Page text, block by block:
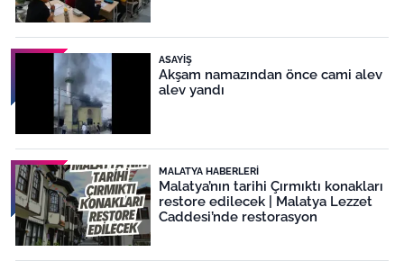
ASAYIŞ
Akşam namazından önce cami alev
alev yandı
MALATYA HABERLERI
Malatya’nın tarihi Çırmıktı konakları
restore edilecek | Malatya Lezzet
Caddesi’nde restorasyon